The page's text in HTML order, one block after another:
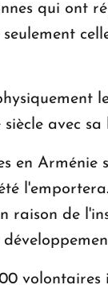
qui ont
siècle avec
en Arménie
raison de
volontaires